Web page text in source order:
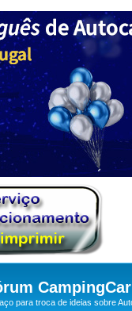
para troca de ideias sobre